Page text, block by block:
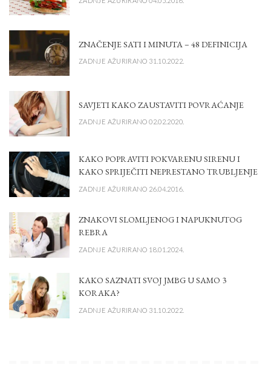
ZNAČENJE SATI I MINUTA – 48 DEFINICIJA
ZADNJE AŽURIRANO 31.10.2022.
SAVJETI KAKO ZAUSTAVITI POVRAĆANJE
ZADNJE AŽURIRANO 02.02.2020.
KAKO POPRAVITI POKVARENU SIRENU I
KAKO SPRIJEČITI NEPRESTANO TRUBLJENJE
ZADNJE AŽURIRANO 26.04.2016.
ZNAKOVI SLOMLJENOG I NAPUKNUTOG
REBRA
ZADNJE AŽURIRANO 18.01.2024.
KAKO SAZNATI SVOJ JMBG U SAMO 3
KORAKA?
ZADNJE AŽURIRANO 31.10.2022.